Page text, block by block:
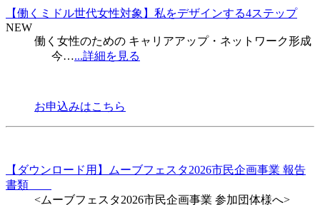
【働くミドル世代女性対象】私をデザインする4ステップ
NEW
働く女性のための キャリアアップ・ネットワーク形成
今…...詳細を見る
お申込みはこちら
【ダウンロード用】ムーブフェスタ2026市民企画事業 報告
書類
<ムーブフェスタ2026市民企画事業 参加団体様へ>